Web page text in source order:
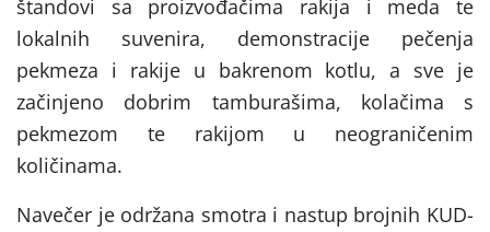
štandovi sa proizvođačima rakija i meda te
lokalnih suvenira, demonstracije pečenja
pekmeza i rakije u bakrenom kotlu, a sve je
začinjeno dobrim tamburašima, kolačima s
pekmezom te rakijom u neograničenim
količinama.
Navečer je održana smotra i nastup brojnih KUD-